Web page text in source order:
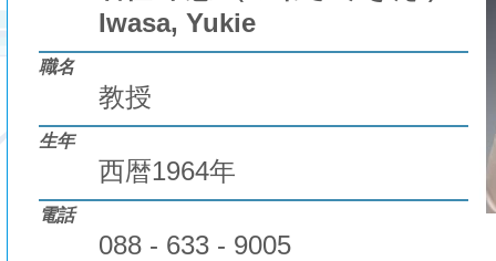
Iwasa, Yukie
職名
教授
生年
西暦1964年
電話
088 - 633 - 9005